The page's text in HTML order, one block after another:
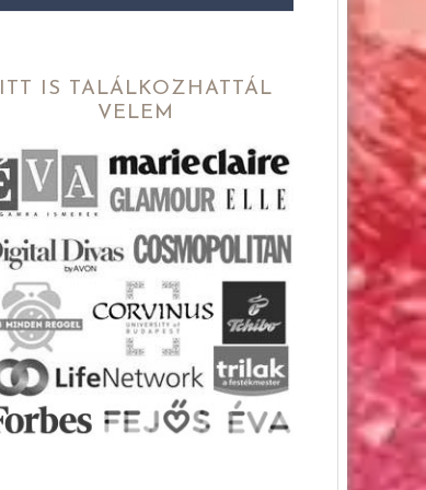
ITT IS TALÁLKOZHATTÁL
VELEM